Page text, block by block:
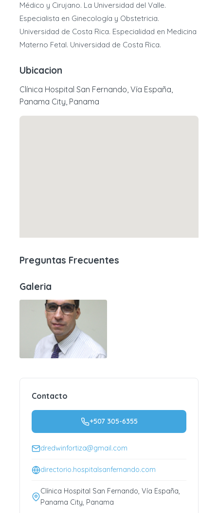
Médico y Cirujano. La Universidad del Valle.
Especialista en Ginecología y Obstetricia.
Universidad de Costa Rica. Especialidad en Medicina
Materno Fetal. Universidad de Costa Rica.
Ubicacion
Clínica Hospital San Fernando, Vía España,
Panama City, Panama
Preguntas Frecuentes
Galeria
Contacto
+507 305-6355
dredwinfortiza@gmail.com
directorio.hospitalsanfernando.com
Clínica Hospital San Fernando, Vía España,
Panama City, Panama